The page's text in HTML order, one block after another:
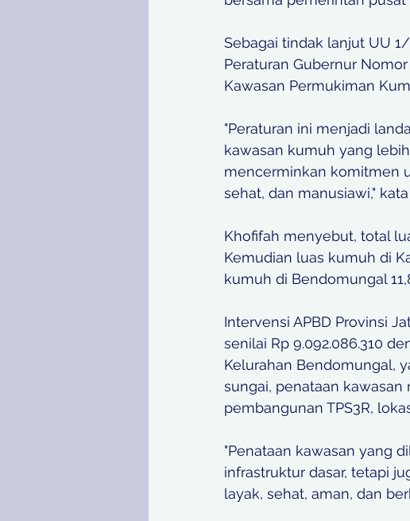
Sebagai tindak lanjut UU
Peraturan Gubernur
Kawasan Permukiman
"Peraturan ini menjadi
kawasan kumuh yang
mencerminkan komitmen
sehat, dan manusiawi,"
Khofifah menyebut, total
Kemudian luas kumuh di
kumuh di Bendomungal
Intervensi APBD Provinsi
senilai Rp 9.092.086.310
Kelurahan Bendomungal,
sungai, penataan kawasan
pembangunan TPS3R,
"Penataan kawasan yang
infrastruktur dasar, tetapi
layak, sehat, aman, dan